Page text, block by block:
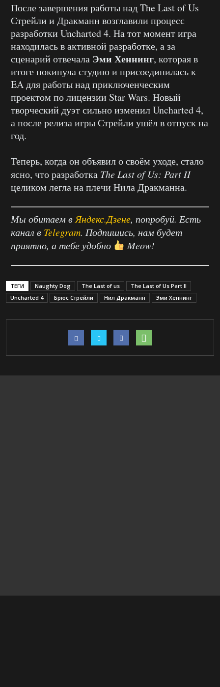
После завершения работы над The Last of Us
Стрейли и Дракманн возглавили процесс
разработки Uncharted 4. На тот момент игра
находилась в активной разработке, а за
сценарий отвечала Эми Хеннинг, которая в
итоге покинула студию и присоединилась к
EA для работы над приключенческим
проектом по лицензии Star Wars. Новый
творческий дуэт сильно изменил Uncharted 4,
а после релиза игры Стрейли ушёл в отпуск на
год.
Теперь, когда он объявил о своём уходе, стало
ясно, что разработка The Last of Us: Part II
целиком легла на плечи Нила Дракманна.
Мы обитаем в Яндекс.Дзене, попробуй. Есть
канал в Telegram. Подпишись, нам будет
приятно, а тебе удобно
Meow!
ТЕГИ Naughty Dog The Last of us
The Last of Us Part II
Uncharted 4
Брюс Стрейли Нил Дракманн Эми Хеннинг